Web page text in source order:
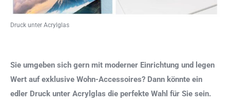
Druck unter Acrylglas
Sie umgeben sich gern mit moderner Einrichtung und legen
Wert auf exklusive Wohn-Accessoires? Dann könnte ein
edler Druck unter Acrylglas die perfekte Wahl für Sie sein.